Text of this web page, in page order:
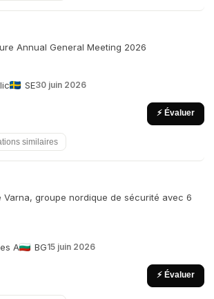
Annual General Meeting 2026
SE30 juin 2026
⚡ Évaluer
similaires
Varna, groupe nordique de sécurité avec 6
A BG15 juin 2026
⚡ Évaluer